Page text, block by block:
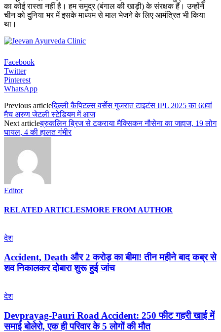
का कोई रास्ता नहीं है। हम समुद्र (बंगाल की खाड़ी) के संरक्षक हैं। उन्होंने
चीन को दुनिया भर में इसके माध्यम से माल भेजने के लिए आमंत्रित भी किया
था।
Facebook
Twitter
Pinterest
WhatsApp
Previous articleदिल्ली कैपिटल्स वर्सेस गुजरात टाइटंस IPL 2025 का 60वां
मैच अरुण जेटली स्टेडियम में आज
Next articleब्रुकलिन ब्रिज से टकराया मैक्सिकन नौसेना का जहाज, 19 लोग
घायल, 4 की हालत गंभीर
Editor
RELATED ARTICLESMORE FROM AUTHOR
देश
Accident, Death और 2 करोड़ का बीमा! तीन महीने बाद कब्र से
शव निकालकर दोबारा शुरू हुई जांच
देश
Devprayag-Pauri Road Accident: 250 फीट गहरी खाई में
समाई बोलेरो, एक ही परिवार के 5 लोगों की मौत